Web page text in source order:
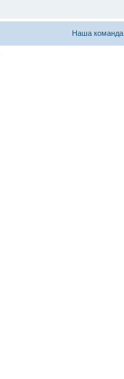
Наша команда